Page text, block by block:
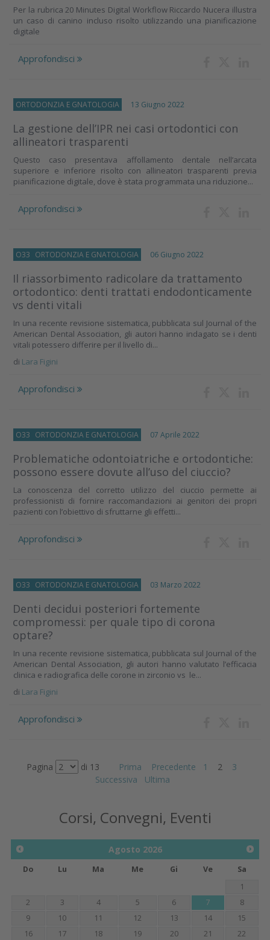
Per la rubrica 20 Minutes Digital Workflow Riccardo Nucera illustra
un caso di canino incluso risolto utilizzando una pianificazione
digitale
Approfondisci
ORTODONZIA E GNATOLOGIA 13 Giugno 2022
La gestione dell’IPR nei casi ortodontici con
allineatori trasparenti
Questo caso presentava affollamento dentale nell’arcata
superiore e inferiore risolto con allineatori trasparenti previa
pianificazione digitale, dove è stata programmata una riduzione...
Approfondisci
O33 ORTODONZIA E GNATOLOGIA 06 Giugno 2022
Il riassorbimento radicolare da trattamento
ortodontico: denti trattati endodonticamente
vs denti vitali
In una recente revisione sistematica, pubblicata sul Journal of the
American Dental Association, gli autori hanno indagato se i denti
vitali potessero differire per il livello di...
di Lara Figini
Approfondisci
O33 ORTODONZIA E GNATOLOGIA 07 Aprile 2022
Problematiche odontoiatriche e ortodontiche:
possono essere dovute all’uso del ciuccio?
La conoscenza del corretto utilizzo del ciuccio permette ai
professionisti di fornire raccomandazioni ai genitori dei propri
pazienti con l’obiettivo di sfruttarne gli effetti...
Approfondisci
O33 ORTODONZIA E GNATOLOGIA 03 Marzo 2022
Denti decidui posteriori fortemente
compromessi: per quale tipo di corona
optare?
In una recente revisione sistematica, pubblicata sul Journal of the
American Dental Association, gli autori hanno valutato l’efficacia
clinica e radiografica delle corone in zirconio vs le...
di Lara Figini
Approfondisci
Pagina di 13 Prima Precedente 1 2
3
Successiva
Ultima
Corsi, Convegni, Eventi
Agosto 2026
Do Lu Ma Me Gi Ve
Sa
1
2
3 4 5 6 7
8
9
10 11 12 13 14
15
16
17 18 19 20 21
22